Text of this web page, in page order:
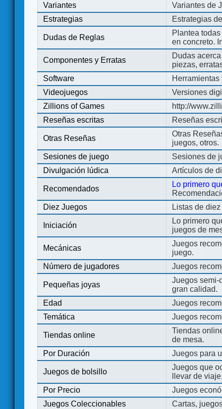
Variantes
Variantes de
Estrategias
Estrategias
Dudas de Reglas
Plantea
en concreto.
Componentes y Erratas
Dudas
piezas,
Software
Videojuegos
Versiones
Zillions of Games
http://
Reseñas escritas
Reseñas
Otras Reseñas
Otras
juegos, otros.
Sesiones de juego
Sesiones de
Divulgación lúdica
Artículos de
Recomendados
Lo primero
Diez Juegos
Listas de
Iniciación
Lo primero
juegos de
Mecánicas
Juegos
juego.
Número de jugadores
Juegos
Pequeñas joyas
Juegos semi-
gran calidad.
Edad
Juegos
Temática
Juegos
Tiendas online
Tiendas
de mesa.
Por Duración
Juegos para
Juegos de bolsillo
Juegos que
llevar de
Por Precio
Juegos
Juegos Coleccionables
Cartas,